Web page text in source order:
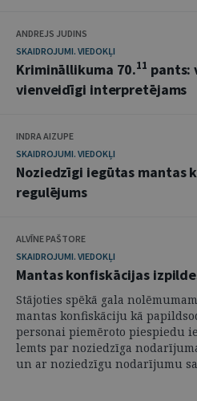
ANDREJS JUDINS
SKAIDROJUMI. VIEDOKĻI
Krimināllikuma 70.11 pants:
vienveidīgi interpretējams
INDRA AIZUPE
SKAIDROJUMI. VIEDOKĻI
Noziedzīgi iegūtas mantas
regulējums
ALVĪNE PAŠTORE
SKAIDROJUMI. VIEDOKĻI
Mantas konfiskācijas
Stājoties spēkā gala
mantas konfiskāciju kā
personai piemēroto piespiedu
lemts par noziedzīga
un ar noziedzīgu nodarījumu